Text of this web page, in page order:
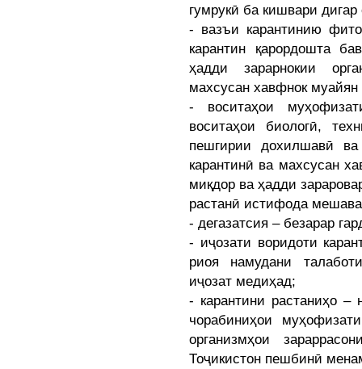
гумрукӣ ба кишвари
- вазъи карантинию
карантин қарордошта
ҳадди зарарнокии
махсусан хавфнок
- воситаҳои
воситаҳои биологӣ,
пешгирии дохилшавӣ ва
карантинӣ ва махсусан
миқдор ва ҳадди
растанӣ истифода
- дегазатсия – безарар
- иҷозати воридоти
риоя намудани
иҷозат медиҳад;
- карантини растаниҳо
чорабиниҳои
организмҳои
Тоҷикистон пешбинӣ